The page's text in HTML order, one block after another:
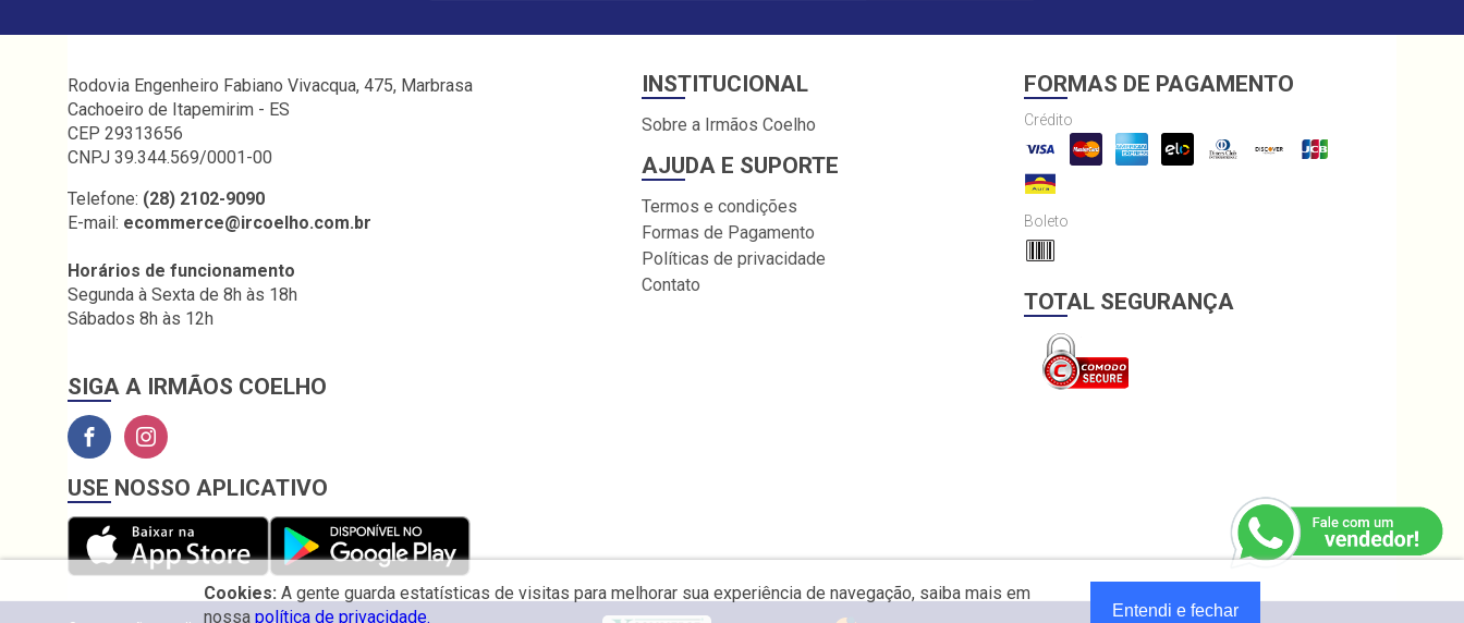
Rodovia Engenheiro Fabiano Vivacqua, 475, Marbrasa
Cachoeiro de Itapemirim - ES
CEP 29313656
CNPJ 39.344.569/0001-00
Telefone: (28) 2102-9090
E-mail: ecommerce@ircoelho.com.br
Horários de funcionamento
Segunda à Sexta de 8h às 18h
Sábados 8h às 12h
SIGA A IRMÃOS COELHO
INSTITUCIONAL
Sobre a Irmãos Coelho
AJUDA E SUPORTE
Termos e condições
Formas de Pagamento
Políticas de privacidade
Contato
FORMAS DE PAGAMENTO
Crédito
Boleto
TOTAL SEGURANÇA
USE NOSSO APLICATIVO
Cookies: A gente guarda estatísticas de visitas para melhorar sua experiência de navegação, saiba mais em
nossa política de privacidade. Entendi e fechar